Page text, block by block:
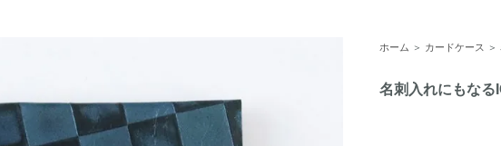
ホーム ＞ カードケース ＞
名刺入れにもなる